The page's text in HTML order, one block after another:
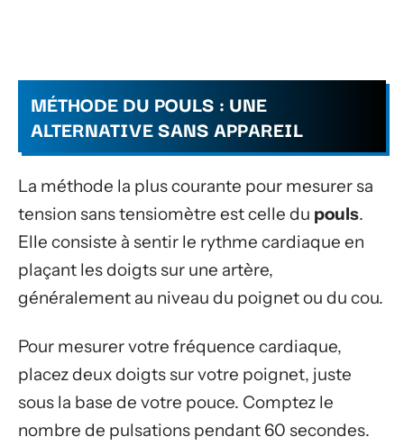
MÉTHODE DU POULS : UNE
ALTERNATIVE SANS APPAREIL
La méthode la plus courante pour mesurer sa
tension sans tensiomètre est celle du pouls.
Elle consiste à sentir le rythme cardiaque en
plaçant les doigts sur une artère,
généralement au niveau du poignet ou du cou.
Pour mesurer votre fréquence cardiaque,
placez deux doigts sur votre poignet, juste
sous la base de votre pouce. Comptez le
nombre de pulsations pendant 60 secondes.